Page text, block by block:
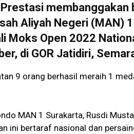
membanggakan
Aliyah Negeri (MAN)
Moks Open 2022
di GOR Jatidiri,
9 orang berhasil meraih 1
MAN 1 Surakarta, Rusdi
ini bertaraf nasional dan